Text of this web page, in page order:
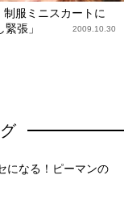
制服ミニスカートに
緊張」
2009.10.30
になる！ピーマンの